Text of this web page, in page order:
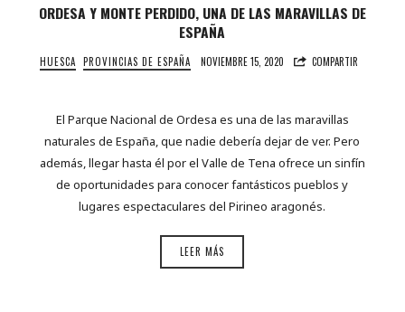
ORDESA Y MONTE PERDIDO, UNA DE LAS MARAVILLAS DE
ESPAÑA
HUESCA PROVINCIAS DE ESPAÑA NOVIEMBRE 15, 2020 COMPARTIR
El Parque Nacional de Ordesa es una de las maravillas
naturales de España, que nadie debería dejar de ver. Pero
además, llegar hasta él por el Valle de Tena ofrece un sinfín
de oportunidades para conocer fantásticos pueblos y
lugares espectaculares del Pirineo aragonés.
LEER MÁS